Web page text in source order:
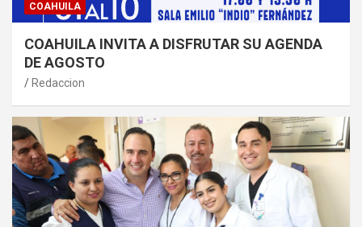
COAHUILA
COAHUILA INVITA A DISFRUTAR SU AGENDA
DE AGOSTO
Redaccion